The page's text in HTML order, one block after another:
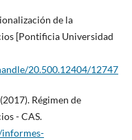
de la
[Pontificia Universidad
20.500.12404/12747
Régimen de
- CAS.